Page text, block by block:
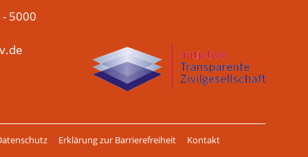
5000
Erklärung zur Barrierefreiheit Kontakt